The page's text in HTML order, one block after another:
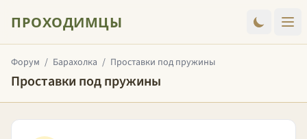
ПРОХОДИМЦЫ
Форум / Барахолка / Проставки под пружины
Проставки под пружины